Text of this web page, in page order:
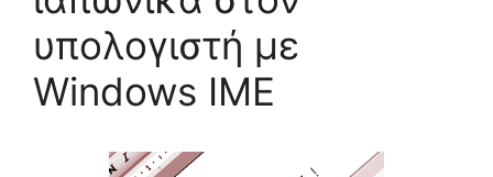
υπολογιστή με
Windows IME